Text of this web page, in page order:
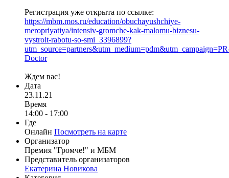
Регистрация уже открыта по ссылке:
https://mbm.mos.ru/education/obuchayushchiye-
meropriyatiya/intensiv-gromche-kak-malomu-biznesu-
vystroit-rabotu-so-smi_3396899?
Doctor
Ждем вас!
Дата
23.11.21
Время
14:00 - 17:00
Где
Онлайн Посмотреть на карте
Организатор
Премия "Громче!" и МБМ
Представитель организаторов
Екатерина Новикова